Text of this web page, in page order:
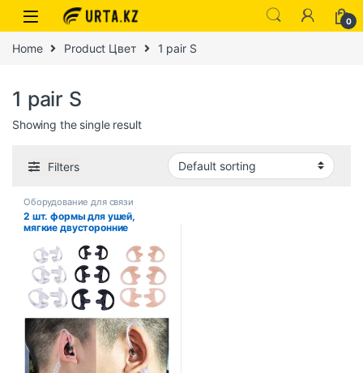
0
Home Product Цвет 1 pair S
1 pair S
Showing the single result
Filters
Оборудование для связи
2 шт. формы для ушей,
мягкие двусторонние
вставка для наушников для
акустической катушки, аудио
комплекты, аксессуары для
наушников